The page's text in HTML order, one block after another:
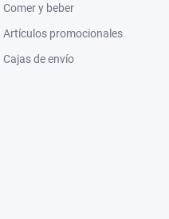
Comer y beber
Artículos promocionales
Cajas de envío